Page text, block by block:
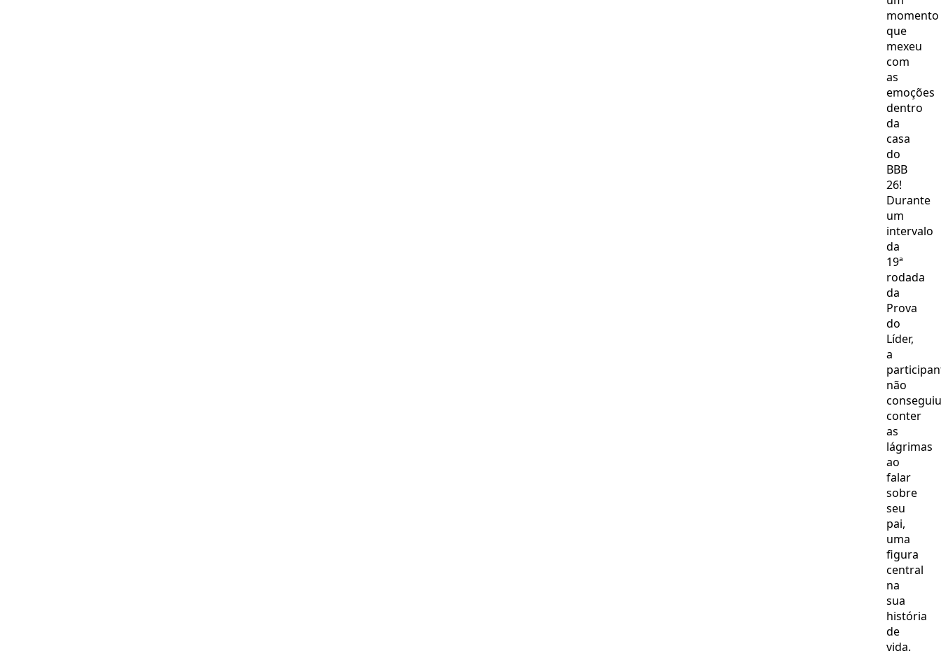
momento
que
mexeu
com
as
emoções
dentro
da
casa
do
BBB
26!
Durante
um
intervalo
da
19ª
rodada
da
Prova
do
Líder,
a
não
conseguiu
conter
as
lágrimas
ao
falar
sobre
seu
pai,
uma
figura
central
na
sua
história
de
vida.